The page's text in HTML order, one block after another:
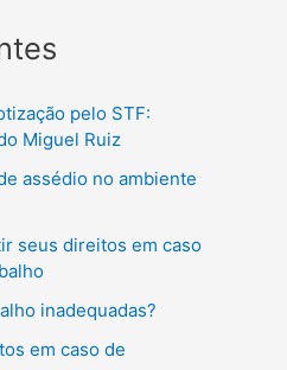
pelo STF:
Miguel Ruiz
assédio no ambiente
seus direitos em caso
inadequadas?
em caso de